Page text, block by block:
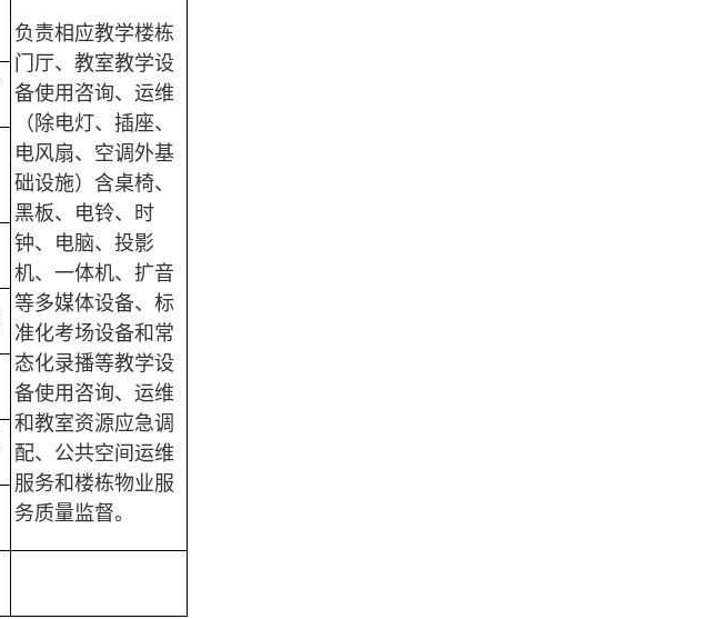
负责相应教学楼栋
门厅、教室教学设
备使用咨询、运维
（除电灯、插座、
电风扇、空调外基
础设施）含桌椅、
黑板、电铃、时
钟、电脑、投影
机、一体机、扩音
等多媒体设备、标
准化考场设备和常
态化录播等教学设
备使用咨询、运维
和教室资源应急调
配、公共空间运维
服务和楼栋物业服
务质量监督。